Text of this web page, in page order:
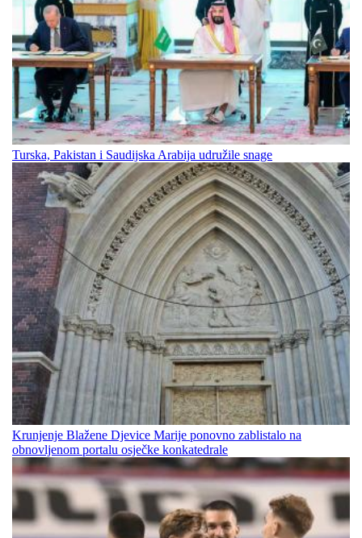
Turska, Pakistan i Saudijska Arabija udružile snage
Krunjenje Blažene Djevice Marije ponovno zablistalo na
obnovljenom portalu osječke konkatedrale